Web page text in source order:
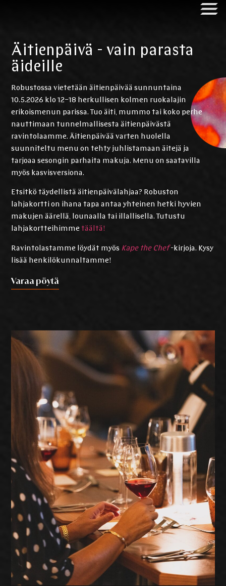
Äitienpäivä - vain parasta
äideille
Robustossa vietetään äitienpäivää sunnuntaina
10.5.2026 klo 12–18 herkullisen kolmen ruokalajin
erikoismenun parissa. Tuo äiti, mummo tai koko perhe
nauttimaan tunnelmallisesta äitienpäivästä
ravintolaamme. Äitienpäivää varten huolella
suunniteltu menu on tehty juhlistamaan äitejä ja
tarjoaa sesongin parhaita makuja. Menu on saatavilla
myös kasvisversiona.
Etsitkö täydellistä äitienpäivälahjaa? Robuston
lahjakortti on ihana tapa antaa yhteinen hetki hyvien
makujen äärellä, lounaalla tai illallisella. Tutustu
lahjakortteihimmetäältä!
Ravintolastamme löydät myös Kape the Chef-kirjoja. Kysy
lisää henkilökunnaltamme!
Varaa pöytä